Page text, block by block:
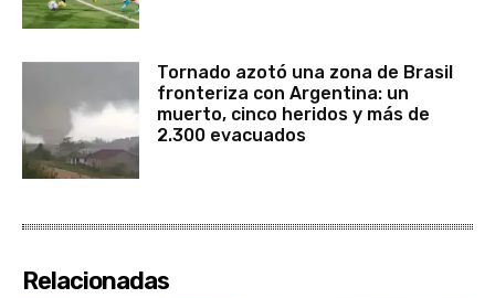
Tornado azotó una zona de Brasil
fronteriza con Argentina: un
muerto, cinco heridos y más de
2.300 evacuados
Relacionadas